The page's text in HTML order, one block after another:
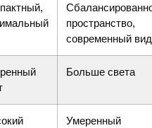
пространство,
современный вид
Больше света
Умеренный